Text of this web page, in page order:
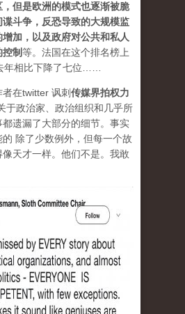
，但是欧洲的模式也逐渐被脆
斗争，反恐导致的大规模监
加，以及政府对公共和私人
制等。法国在这个排名榜上
年相比下降了七位……
在twitter 讽刺传媒界拍权力
于政治家、政治组织和几乎所
遗漏了大部分的细节。事实
的 除了少数例外，但每一个故
天才一样。他们不是。我敢